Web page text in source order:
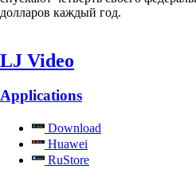
долларов каждый год.
LJ Video
Applications
Download
Huawei
RuStore